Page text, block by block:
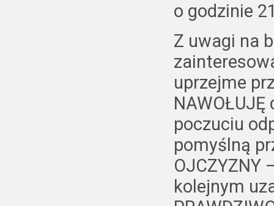
o godzinie
Z uwagi na
uprzejme
NAWOŁUJĘ
poczuciu
pomyślną
OJCZYZNY
kolejnym